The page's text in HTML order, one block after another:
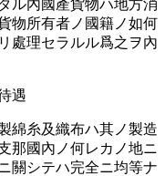
ル內國產貨物ハ地方消
物所󠄁有者ノ國籍ノ如何
處理セラルル爲之ヲ內
遇󠄁
綿糸及織布ハ其ノ製造󠄁
那國內ノ何レカノ地ニ
關シテハ完全ニ均等ナ